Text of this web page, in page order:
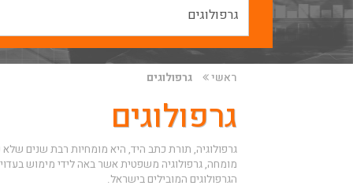
ראשי גרפולוגים
גרפולוגים
גרפולוגיה, תורת כתב היד, היא מומחיות רבת שנים
מומחה, גרפולוגיה משפטית אשר באה לידי מימוש
הגרפולוגים המובילים בישראל.